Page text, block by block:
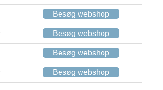
Besøg webshop
Besøg webshop
Besøg webshop
Besøg webshop